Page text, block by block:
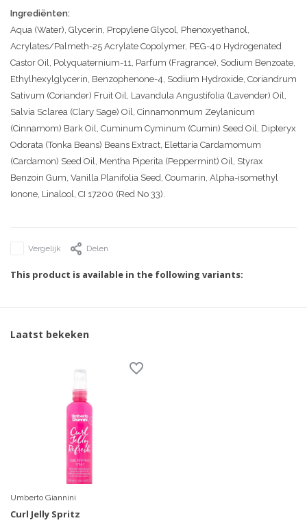
Ingrediënten:
Aqua (Water), Glycerin, Propylene Glycol, Phenoxyethanol,
Acrylates/Palmeth-25 Acrylate Copolymer, PEG-40 Hydrogenated
Castor Oil, Polyquaternium-11, Parfum (Fragrance), Sodium Benzoate,
Ethylhexylglycerin, Benzophenone-4, Sodium Hydroxide, Coriandrum
Sativum (Coriander) Fruit Oil, Lavandula Angustifolia (Lavender) Oil,
Salvia Sclarea (Clary Sage) Oil, Cinnamonmum Zeylanicum
(Cinnamom) Bark Oil, Cuminum Cyminum (Cumin) Seed Oil, Dipteryx
Odorata (Tonka Beans) Beans Extract, Elettaria Cardamomum
(Cardamon) Seed Oil, Mentha Piperita (Peppermint) Oil, Styrax
Benzoin Gum, Vanilla Planifolia Seed, Coumarin, Alpha-isomethyl
Ionone, Linalool, CI 17200 (Red No 33).
Vergelijk Delen
This product is available in the following variants:
Laatst bekeken
Umberto Giannini
Curl Jelly Spritz